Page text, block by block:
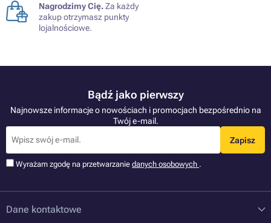
Nagrodzimy Cię.Za każdy
zakup otrzymasz punkty
lojalnościowe.
Bądź jako pierwszy
Najnowsze informacje o nowościach i promocjach bezpośrednio na
Twój e-mail.
Zapisz
Wyrażam zgodę na przetwarzanie danych osobowych .
Dane kontaktowe